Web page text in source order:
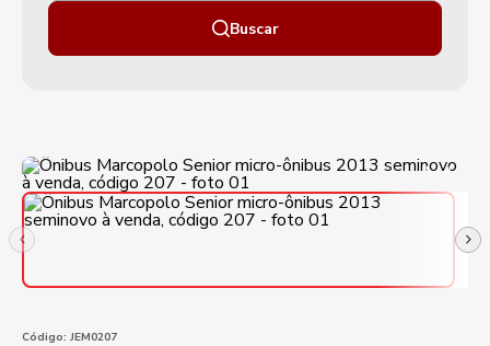
Buscar
Código: JEM0207